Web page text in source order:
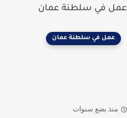
عمل في سلطنة عمان
عمل في سلطنة عمان
منذ بضع سنوات